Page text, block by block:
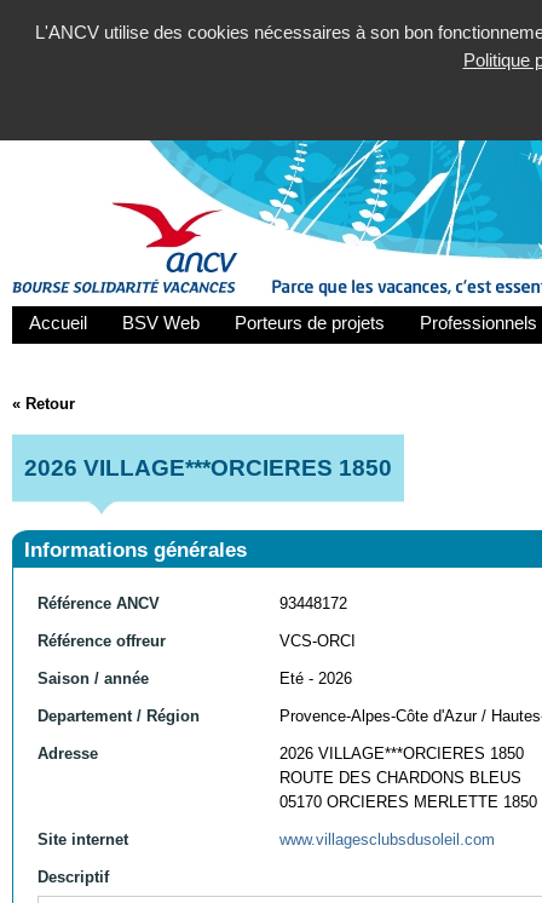
L'ANCV utilise des cookies nécessaires à son bon
Politique
Accueil BSV Web Porteurs de projets
« Retour
2026 VILLAGE***ORCIERES 1850
Informations générales
Référence ANCV 93448172
Référence offreur VCS-ORCI
Saison / année Eté - 2026
Departement / Région Provence-Alpes-Côte d'Azur /
Adresse
2026 VILLAGE***ORCIERES 1850
ROUTE DES CHARDONS BLEUS
05170 ORCIERES MERLETTE 1850
Site internet www.villagesclubsdusoleil.com
Descriptif